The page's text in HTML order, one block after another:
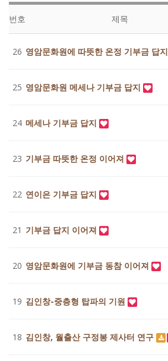
번호 제목
26 영암문화원에 따뜻한 온정 기부금 답지
25 영암문화원 메세나 기부금 답지
24 메세나 기부금 답지
23 기부금 따뜻한 온정 이어져
22 연이은 기부금 답지
21 기부금 답지 이어져
20 영암문화원에 기부금 동참 이어져
19 김인창-중층형 탑파의 기원
18 김인창, 월출산 구정봉 제사터 연구